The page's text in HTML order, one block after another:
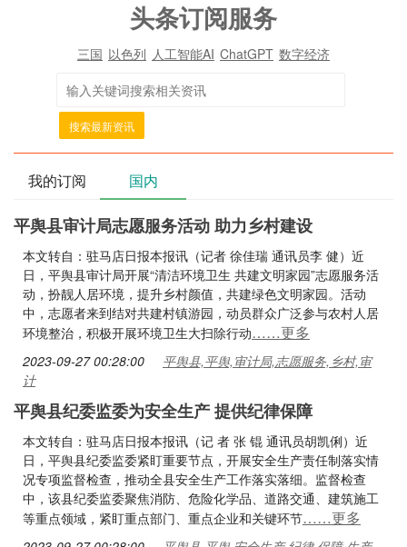
头条订阅服务
三国 以色列 人工智能AI ChatGPT 数字经济
搜索最新资讯
我的订阅 国内
平舆县审计局志愿服务活动 助力乡村建设
本文转自：驻马店日报本报讯（记者 徐佳瑞 通讯员李 健）近
日，平舆县审计局开展“清洁环境卫生 共建文明家园”志愿服务活
动，扮靓人居环境，提升乡村颜值，共建绿色文明家园。活动
中，志愿者来到结对共建村镇游园，动员群众广泛参与农村人居
环境整治，积极开展环境卫生大扫除行动……更多
2023-09-27 00:28:00
平舆县,平舆,审计局,志愿服务,乡村,审
计
平舆县纪委监委为安全生产 提供纪律保障
本文转自：驻马店日报本报讯（记 者 张 锟 通讯员胡凯俐）近
日，平舆县纪委监委紧盯重要节点，开展安全生产责任制落实情
况专项监督检查，推动全县安全生产工作落实落细。监督检查
中，该县纪委监委聚焦消防、危险化学品、道路交通、建筑施工
等重点领域，紧盯重点部门、重点企业和关键环节……更多